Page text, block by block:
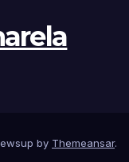
by Themeansar.